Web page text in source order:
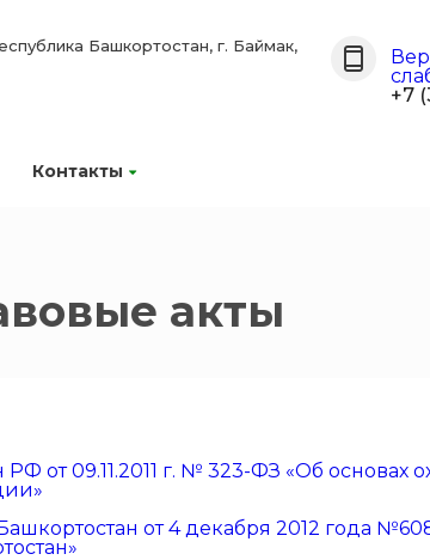
Контакты
Башкортостан, г. Баймак,
+7
акты
от 09.11.2011 г. № 323-ФЗ «Об основах
от 4 декабря 2012 года